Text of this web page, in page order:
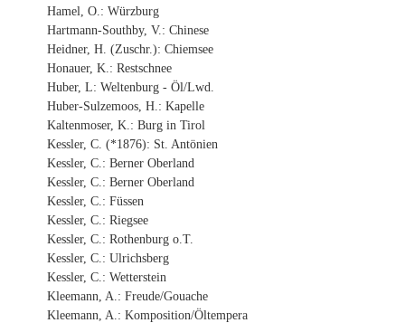
Hamel, O.: Würzburg
Hartmann-Southby, V.: Chinese
Heidner, H. (Zuschr.): Chiemsee
Honauer, K.: Restschnee
Huber, L: Weltenburg - Öl/Lwd.
Huber-Sulzemoos, H.: Kapelle
Kaltenmoser, K.: Burg in Tirol
Kessler, C. (*1876): St. Antönien
Kessler, C.: Berner Oberland
Kessler, C.: Berner Oberland
Kessler, C.: Füssen
Kessler, C.: Riegsee
Kessler, C.: Rothenburg o.T.
Kessler, C.: Ulrichsberg
Kessler, C.: Wetterstein
Kleemann, A.: Freude/Gouache
Kleemann, A.: Komposition/Öltempera